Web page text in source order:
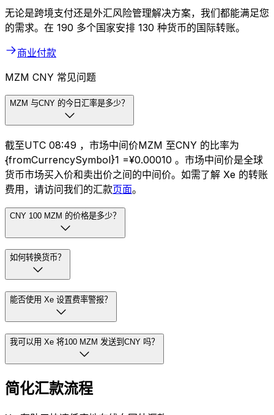
无论是跨境支付还是外汇风险管理解决方案，我们都能满足您
的需求。在 190 多个国家安排 130 种货币的国际转账。
商业付款
MZM CNY 常见问题
MZM 与CNY 的今日汇率是多少？
截至UTC 08:49 ，市场中间价MZM 至CNY 的比率为
{fromCurrencySymbol}1 =¥0.00010 。市场中间价是全球
货币市场买入价和卖出价之间的中间价。如需了解 Xe 的转账
费用，请访问我们的汇款页面。
CNY 100 MZM 的价格是多少？
如何转换货币？
能否使用 Xe 设置费率警报？
我可以用 Xe 将100 MZM 发送到CNY 吗？
简化汇款流程